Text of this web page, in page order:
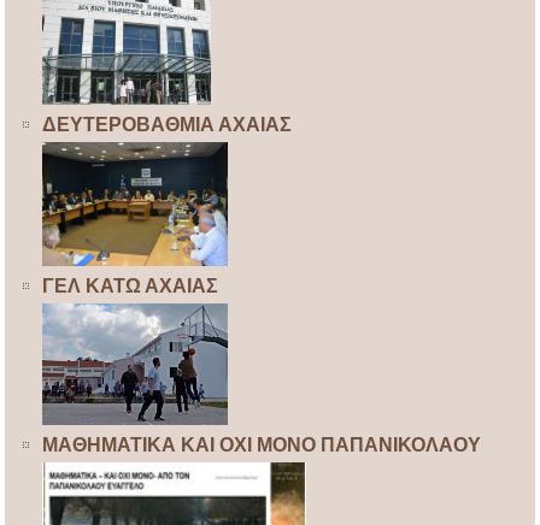
ΔΕΥΤΕΡΟΒΑΘΜΙΑ ΑΧΑΙΑΣ
ΓΕΛ ΚΑΤΩ ΑΧΑΙΑΣ
ΜΑΘΗΜΑΤΙΚΑ ΚΑΙ ΟΧΙ ΜΟΝΟ ΠΑΠΑΝΙΚΟΛΑΟΥ